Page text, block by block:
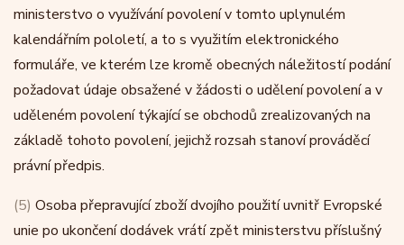
ministerstvo o využívání povolení v tomto uplynulém
kalendářním pololetí, a to s využitím elektronického
formuláře, ve kterém lze kromě obecných náležitostí podání
požadovat údaje obsažené v žádosti o udělení povolení a v
uděleném povolení týkající se obchodů zrealizovaných na
základě tohoto povolení, jejichž rozsah stanoví prováděcí
právní předpis.
(5) Osoba přepravující zboží dvojího použití uvnitř Evropské
unie po ukončení dodávek vrátí zpět ministerstvu příslušný